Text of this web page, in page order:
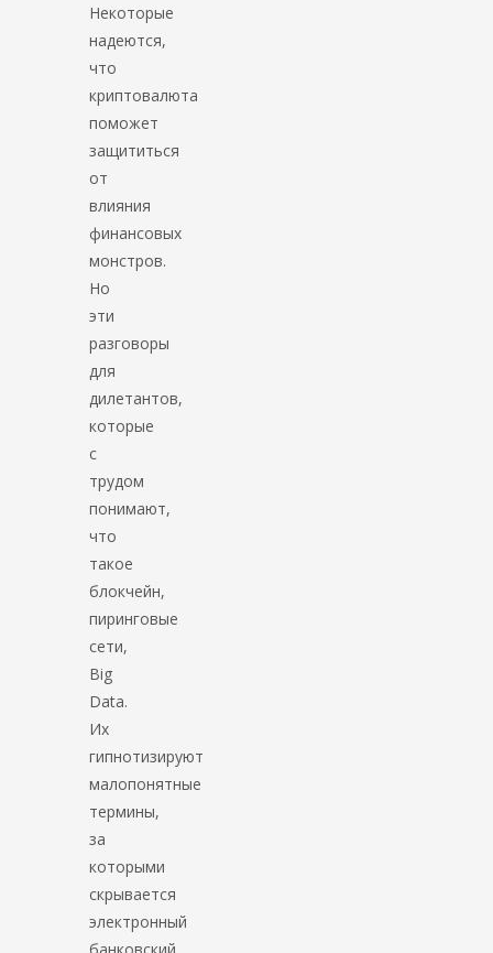
Некоторые
надеются,
что
криптовалюта
поможет
защититься
от
влияния
финансовых
монстров.
Но
эти
разговоры
для
дилетантов,
которые
с
трудом
понимают,
что
такое
блокчейн,
пиринговые
сети,
Big
Data.
Их
гипнотизируют
малопонятные
термины,
за
которыми
скрывается
электронный